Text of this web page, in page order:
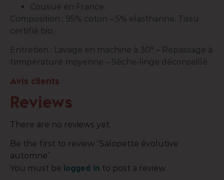
Cousue en France.
Composition : 95% coton – 5% elasthanne. Tissu
certifié bio.
Entretien : Lavage en machine à 30° – Repassage à
température moyenne – Sèche-linge déconseillé
Avis clients
Reviews
There are no reviews yet.
Be the first to review “Salopette évolutive
automne”
You must be logged in to post a review.